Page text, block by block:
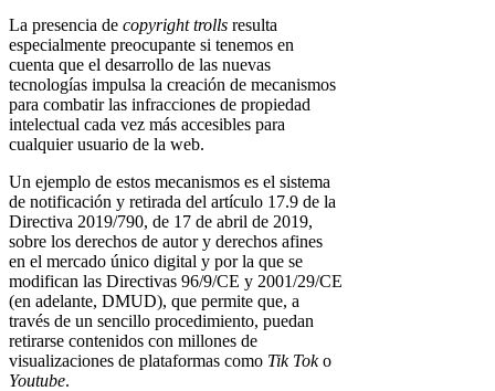
La presencia de copyright trolls resulta
especialmente preocupante si tenemos en
cuenta que el desarrollo de las nuevas
tecnologías impulsa la creación de mecanismos
para combatir las infracciones de propiedad
intelectual cada vez más accesibles para
cualquier usuario de la web.
Un ejemplo de estos mecanismos es el sistema
de notificación y retirada del artículo 17.9 de la
Directiva 2019/790, de 17 de abril de 2019,
sobre los derechos de autor y derechos afines
en el mercado único digital y por la que se
modifican las Directivas 96/9/CE y 2001/29/CE
(en adelante, DMUD), que permite que, a
través de un sencillo procedimiento, puedan
retirarse contenidos con millones de
visualizaciones de plataformas como Tik Toko
Youtube.